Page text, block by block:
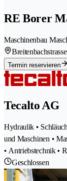
RE Borer
Maschinenbau
Termin reservieren
Tecalto AG
Hydraulik •
und Maschinen •
• Antriebstechnik •
Geschlossen